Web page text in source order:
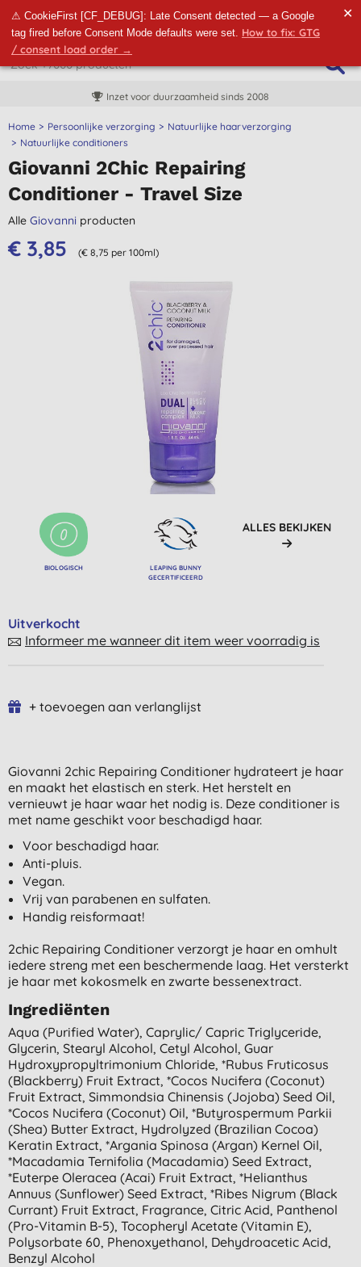
⚠ CookieFirst [CF_DEBUG]: Late Consent detected — a Google
tag fired before Consent Mode defaults were set. How to fix: GTG
/ consent load order →
✕
Inzet voor duurzaamheid sinds 2008
Home Persoonlijke verzorging
Natuurlijke haarverzorging
Natuurlijke conditioners
Giovanni 2Chic Repairing
Conditioner - Travel Size
Alle Giovanni producten
€ 3,85 (€ 8,75 per 100ml)
BIOLOGISCH
LEAPING BUNNY
GECERTIFICEERD
ALLES BEKIJKEN
Uitverkocht
Informeer me wanneer dit item weer voorradig is
+ toevoegen aan verlanglijst
Giovanni 2chic Repairing Conditioner hydrateert je haar
en maakt het elastisch en sterk. Het herstelt en
vernieuwt je haar waar het nodig is. Deze conditioner is
met name geschikt voor beschadigd haar.
Voor beschadigd haar.
Anti-pluis.
Vegan.
Vrij van parabenen en sulfaten.
Handig reisformaat!
2chic Repairing Conditioner verzorgt je haar en omhult
iedere streng met een beschermende laag. Het versterkt
je haar met kokosmelk en zwarte bessenextract.
Ingrediënten
Aqua (purified Water), Caprylic/ Capric Triglyceride,
Glycerin, Stearyl Alcohol, Cetyl Alcohol, Guar
Hydroxypropyltrimonium Chloride, *rubus Fruticosus
(blackberry) Fruit Extract, *cocos Nucifera (coconut)
Fruit Extract, Simmondsia Chinensis (jojoba) Seed Oil,
*cocos Nucifera (coconut) Oil, *butyrospermum Parkii
(shea) Butter Extract, Hydrolyzed (brazilian Cocoa)
Keratin Extract, *argania Spinosa (argan) Kernel Oil,
*macadamia Ternifolia (macadamia) Seed Extract,
*euterpe Oleracea (acai) Fruit Extract, *helianthus
Annuus (sunflower) Seed Extract, *ribes Nigrum (black
Currant) Fruit Extract, Fragrance, Citric Acid, Panthenol
(pro-Vitamin B-5), Tocopheryl Acetate (vitamin E),
Polysorbate 60, Phenoxyethanol, Dehydroacetic Acid,
Benzyl Alcohol